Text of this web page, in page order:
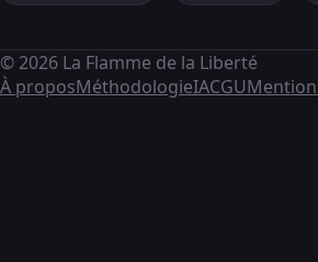
© 2026 La Flamme de la Liberté
À proposMéthodologieIACGU